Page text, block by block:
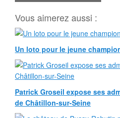
Vous aimerez aussi :
Un loto pour le jeune
Patrick Groseil expose ses
de Châtillon-sur-Seine